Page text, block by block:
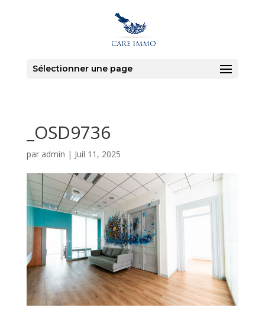
Sélectionner une page
_OSD9736
par admin | Juil 11, 2025